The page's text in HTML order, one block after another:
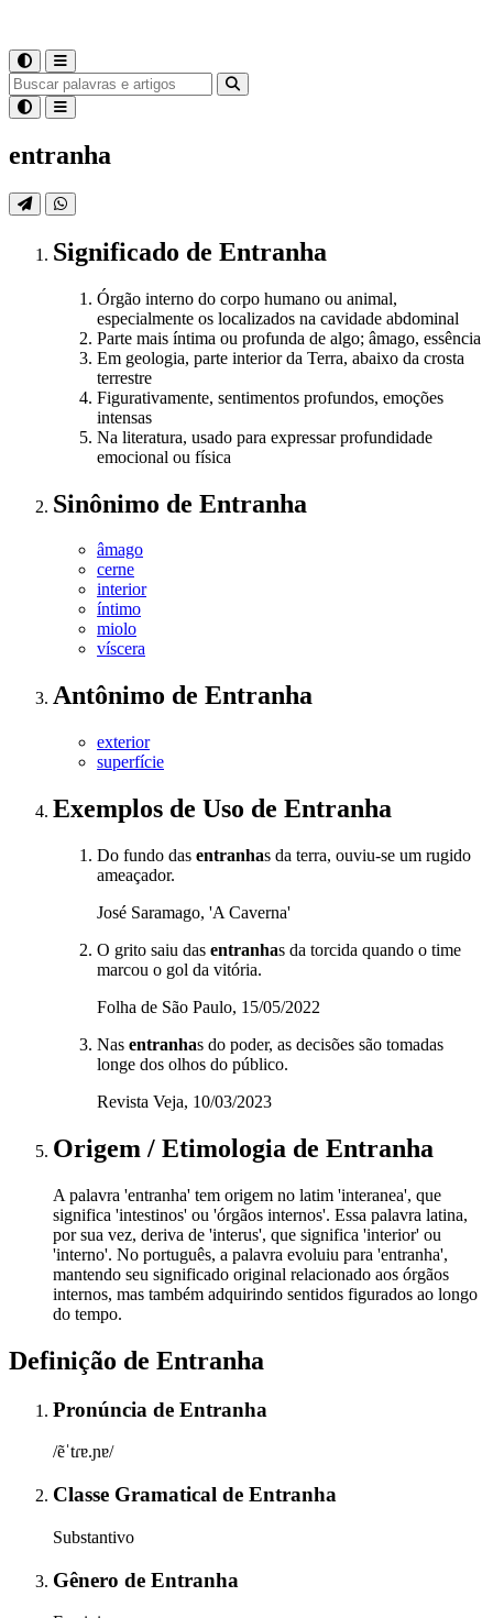
entranha
Significado de Entranha
Órgão interno do corpo humano ou animal,
especialmente os localizados na cavidade abdominal
Parte mais íntima ou profunda de algo; âmago, essência
Em geologia, parte interior da Terra, abaixo da crosta
terrestre
Figurativamente, sentimentos profundos, emoções
intensas
Na literatura, usado para expressar profundidade
emocional ou física
Sinônimo de Entranha
âmago
cerne
interior
íntimo
miolo
víscera
Antônimo de Entranha
exterior
superfície
Exemplos de Uso de Entranha
Do fundo das entranhas da terra, ouviu-se um rugido
ameaçador.
José Saramago, 'A Caverna'
O grito saiu das entranhas da torcida quando o time
marcou o gol da vitória.
Folha de São Paulo, 15/05/2022
Nas entranhas do poder, as decisões são tomadas
longe dos olhos do público.
Revista Veja, 10/03/2023
Origem / Etimologia de Entranha
A palavra 'entranha' tem origem no latim 'interanea', que
significa 'intestinos' ou 'órgãos internos'. Essa palavra latina,
por sua vez, deriva de 'interus', que significa 'interior' ou
'interno'. No português, a palavra evoluiu para 'entranha',
mantendo seu significado original relacionado aos órgãos
internos, mas também adquirindo sentidos figurados ao longo
do tempo.
Definição de Entranha
Pronúncia de Entranha
/ẽˈtɾɐ.ɲɐ/
Classe Gramatical de Entranha
Substantivo
Gênero de Entranha